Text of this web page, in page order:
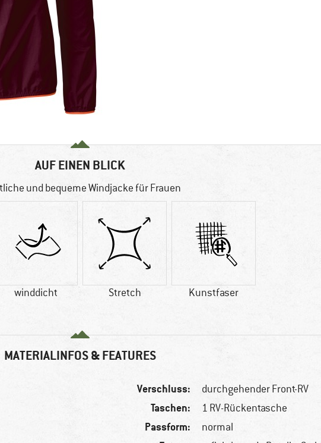
AUF EINEN BLICK
und bequeme Windjacke für Frauen
winddicht Stretch Kunstfaser
MATERIALINFOS & FEATURES
Verschluss: durchgehender Front-RV
Taschen: 1 RV-Rückentasche
Passform: normal